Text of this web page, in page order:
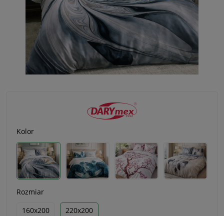
Kolor
Rozmiar
160x200
220x200